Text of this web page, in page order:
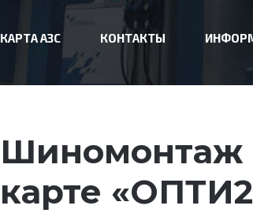
КАРТА АЗС КОНТАКТЫ
Шиномонтаж
карте